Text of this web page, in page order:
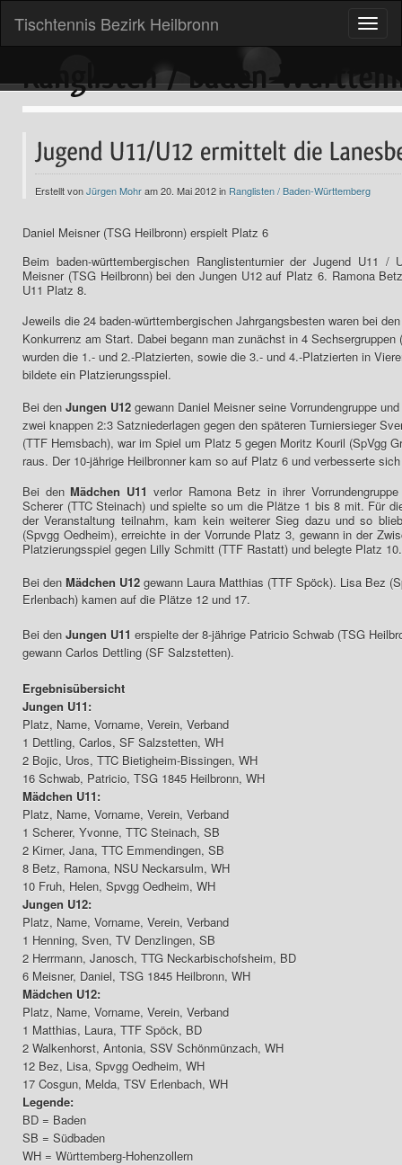
Toggle
Tischtennis Bezirk Heilbronn
Erstellt vonJürgen Mohram 20. Mai 2012 in Ranglisten / Baden-Württemberg
Daniel Meisner (TSG Heilbronn) erspielt Platz 6
Beim baden-württembergischen Ranglistenturnier der Jugend U11
Meisner (TSG Heilbronn) bei den Jungen U12 auf Platz 6. Ramona
U11 Platz 8.
Jeweils die 24 baden-württembergischen Jahrgangsbesten waren bei
Konkurrenz am Start. Dabei begann man zunächst in 4
wurden die 1.- und 2.-Platzierten, sowie die 3.- und 4.-Platzierten in
bildete ein Platzierungsspiel.
Bei den Jungen U12 gewann Daniel Meisner seine Vorrundengruppe
zwei knappen 2:3 Satzniederlagen gegen den späteren Turniersieger
(TTF Hemsbach), war im Spiel um Platz 5 gegen Moritz Kouril (SpVgg
raus. Der 10-jährige Heilbronner kam so auf Platz 6 und verbesserte
Bei denMädchen U11 verlor Ramona Betz in ihrer
Scherer (TTC Steinach) und spielte so um die Plätze 1 bis 8 mit. Für
der Veranstaltung teilnahm, kam kein weiterer Sieg dazu und so
(Spvgg Oedheim), erreichte in der Vorrunde Platz 3, gewann in der
Platzierungsspiel gegen Lilly Schmitt (TTF Rastatt) und belegte Platz 10.
Bei den Mädchen U12 gewann Laura Matthias (TTF Spöck). Lisa Bez
Erlenbach) kamen auf die Plätze 12 und 17.
Bei den Jungen U11 erspielte der 8-jährige Patricio Schwab (TSG
gewann Carlos Dettling (SF Salzstetten).
Ergebnisübersicht
Jungen U11:
Platz, Name, Vorname, Verein, Verband
1 Dettling, Carlos, SF Salzstetten, WH
2 Bojic, Uros, TTC Bietigheim-Bissingen, WH
16 Schwab, Patricio, TSG 1845 Heilbronn, WH
Mädchen U11:
Platz, Name, Vorname, Verein, Verband
1 Scherer, Yvonne, TTC Steinach, SB
2 Kirner, Jana, TTC Emmendingen, SB
8 Betz, Ramona, NSU Neckarsulm, WH
10 Fruh, Helen, Spvgg Oedheim, WH
Jungen U12:
Platz, Name, Vorname, Verein, Verband
1 Henning, Sven, TV Denzlingen, SB
2 Herrmann, Janosch, TTG Neckarbischofsheim, BD
6 Meisner, Daniel, TSG 1845 Heilbronn, WH
Mädchen U12:
Platz, Name, Vorname, Verein, Verband
1 Matthias, Laura, TTF Spöck, BD
2 Walkenhorst, Antonia, SSV Schönmünzach, WH
12 Bez, Lisa, Spvgg Oedheim, WH
17 Cosgun, Melda, TSV Erlenbach, WH
Legende:
BD = Baden
SB = Südbaden
WH = Württemberg-Hohenzollern